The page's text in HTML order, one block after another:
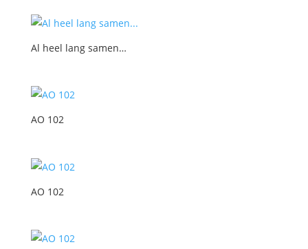
Al heel lang samen…
AO 102
AO 102